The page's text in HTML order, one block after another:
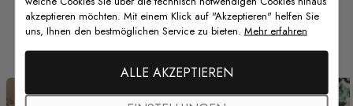
Von unseren Kunden
akzeptieren möchten. Mit einem Klick auf "Akzeptieren" helfen Sie
uns, Ihnen den bestmöglichen Service zu bieten. Mehr erfahren
ALLE AKZEPTIEREN